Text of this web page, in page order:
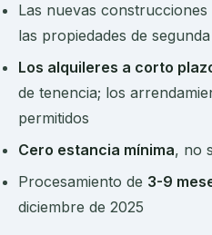
Las nuevas
las propiedades de
Los alquileres a corto
de tenencia; los
permitidos
Cero estancia mínima, no
Procesamiento de 3-9
diciembre de 2025